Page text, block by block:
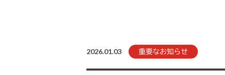
2026.01.03 重要なお知らせ